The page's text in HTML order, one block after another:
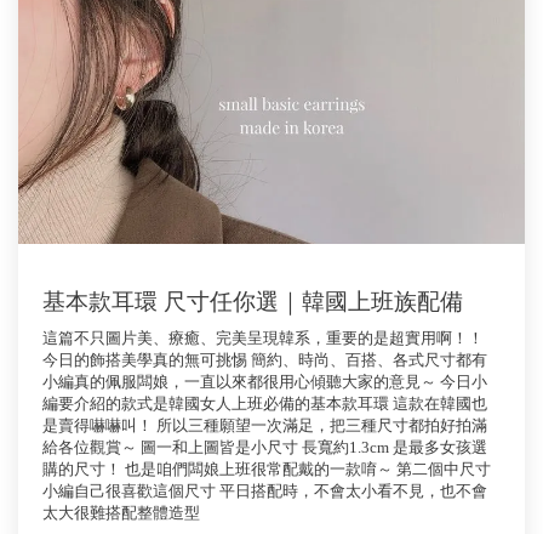
基本款耳環 尺寸任你選｜韓國上班族配備
這篇不只圖片美、療癒、完美呈現韓系，重要的是超實用啊！！
今日的飾搭美學真的無可挑惕 簡約、時尚、百搭、各式尺寸都有
小編真的佩服闆娘，一直以來都很用心傾聽大家的意見～ 今日小
編要介紹的款式是韓國女人上班必備的基本款耳環 這款在韓國也
是賣得嚇嚇叫！ 所以三種願望一次滿足，把三種尺寸都拍好拍滿
給各位觀賞～ 圖一和上圖皆是小尺寸 長寬約1.3cm 是最多女孩選
購的尺寸！ 也是咱們闆娘上班很常配戴的一款唷～ 第二個中尺寸
小編自己很喜歡這個尺寸 平日搭配時，不會太小看不見，也不會
太大很難搭配整體造型